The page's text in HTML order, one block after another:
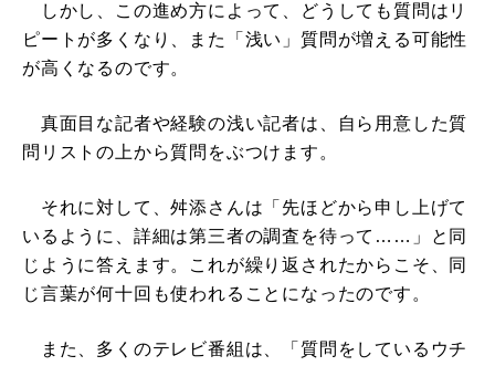
しかし、この進め方によって、どうしても質問はリ
ピートが多くなり、また「浅い」質問が増える可能性
が高くなるのです。
真面目な記者や経験の浅い記者は、自ら用意した質
問リストの上から質問をぶつけます。
それに対して、舛添さんは「先ほどから申し上げて
いるように、詳細は第三者の調査を待って……」と同
じように答えます。これが繰り返されたからこそ、同
じ言葉が何十回も使われることになったのです。
また、多くのテレビ番組は、「質問をしているウチ